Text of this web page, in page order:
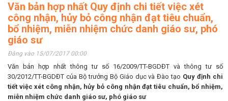
Văn bản hợp nhất Quy định chi tiết việc xét
công nhận, hủy bỏ công nhận đạt tiêu chuẩn,
bổ nhiệm, miễn nhiệm chức danh giáo sư, phó
giáo sư
Đăng vào 15/07/2017 00:00
Văn bản hợp nhất thông tư số 16/2009/TT-BGDĐT và thông tư số
30/2012/TT-BGDĐT của Bộ trưởng Bộ Giáo dục và Đào tạo Quy định chi
tiết việc xét công nhận, hủy bỏ công nhận đạt tiêu chuẩn, bổ nhiệm,
miễn nhiệm chức danh giáo sư, phó giáo sư